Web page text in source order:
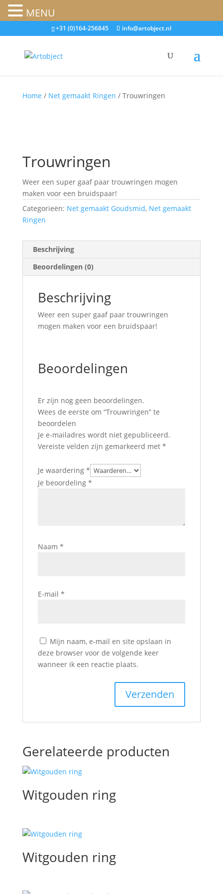
+31 (0)164-256845 info@artobject.nl
Home / Net gemaakt Ringen / Trouwringen
Trouwringen
Weer een super gaaf paar trouwringen mogen
maken voor een bruidspaar!
Categorieën: Net gemaakt Goudsmid, Net gemaakt
Ringen
Beschrijving
Beoordelingen (0)
Beschrijving
Weer een super gaaf paar trouwringen
mogen maken voor een bruidspaar!
Beoordelingen
Er zijn nog geen beoordelingen.
Wees de eerste om “Trouwringen” te
beoordelen
Je e-mailadres wordt niet gepubliceerd.
Vereiste velden zijn gemarkeerd met *
Je waardering *
Je beoordeling *
Naam *
E-mail *
Mijn naam, e-mail en site opslaan in
deze browser voor de volgende keer
wanneer ik een reactie plaats.
Gerelateerde producten
Witgouden ring
Witgouden ring
MENU